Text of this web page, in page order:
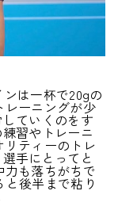
は一杯で20gの
レーニングが少
ていくのをす
習やトレーニ
リティーのトレ
手にとってと
力も落ちがちで
と後半まで粘り